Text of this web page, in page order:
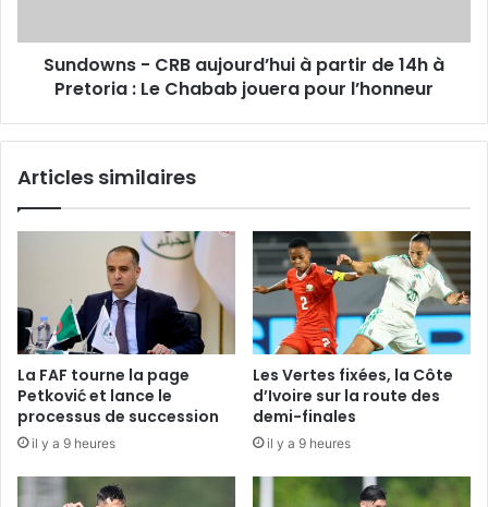
à
Pretoria
pour
Sundowns - CRB aujourd’hui à partir de 14h à
Pretoria : Le Chabab jouera pour l’honneur
Articles similaires
La FAF tourne la page
Petković et lance le
processus de succession
il y a 9 heures
Les Vertes fixées, la Côte
d’Ivoire sur la route des
demi-finales
il y a 9 heures